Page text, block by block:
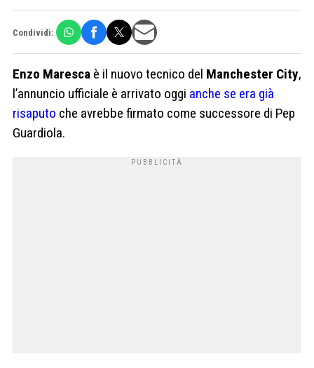
Condividi:
Enzo Maresca è il nuovo tecnico del Manchester City,
l’annuncio ufficiale è arrivato oggi anche se era già
risaputo che avrebbe firmato come successore di Pep
Guardiola.